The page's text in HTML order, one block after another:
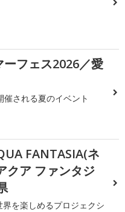
ーフェス2026／愛
催される夏のイベント
FANTASIA(ネ
クア ファンタジ
を楽しめるプロジェクシ